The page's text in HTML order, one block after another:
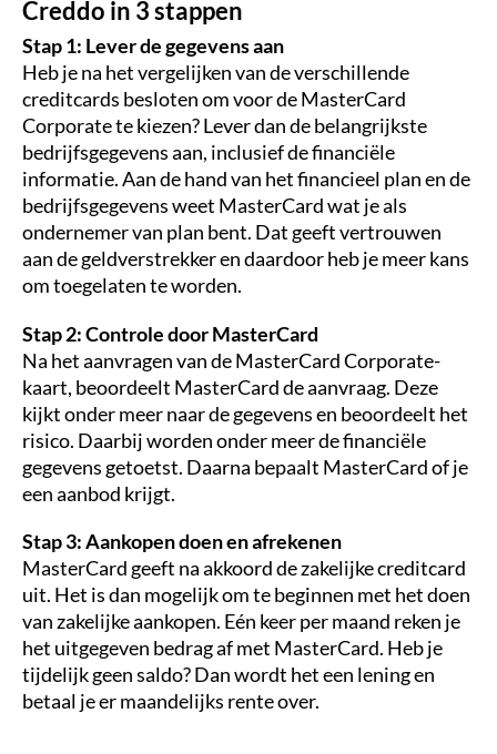
Creddo in 3 stappen
Stap 1: Lever de gegevens aan
Heb je na het vergelijken van de verschillende
creditcards besloten om voor de MasterCard
Corporate te kiezen? Lever dan de belangrijkste
bedrijfsgegevens aan, inclusief de financiële
informatie. Aan de hand van het financieel plan en de
bedrijfsgegevens weet MasterCard wat je als
ondernemer van plan bent. Dat geeft vertrouwen
aan de geldverstrekker en daardoor heb je meer kans
om toegelaten te worden.
Stap 2: Controle door MasterCard
Na het aanvragen van de MasterCard Corporate-
kaart, beoordeelt MasterCard de aanvraag. Deze
kijkt onder meer naar de gegevens en beoordeelt het
risico. Daarbij worden onder meer de financiële
gegevens getoetst. Daarna bepaalt MasterCard of je
een aanbod krijgt.
Stap 3: Aankopen doen en afrekenen
MasterCard geeft na akkoord de zakelijke creditcard
uit. Het is dan mogelijk om te beginnen met het doen
van zakelijke aankopen. Eén keer per maand reken je
het uitgegeven bedrag af met MasterCard. Heb je
tijdelijk geen saldo? Dan wordt het een lening en
betaal je er maandelijks rente over.